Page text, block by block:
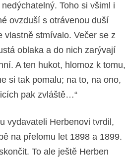
Toho si všiml i
ovzduší s otrávenou duší
vlastně stmívalo. Večer se z
oblaka a do nich zarývají
A ten hukot, hlomoz k tomu,
si tak pomalu; na to, na ono,
pak zvláště…“
vydavateli Herbenovi tvrdil,
na přelomu let 1898 a 1899.
To ale ještě Herben